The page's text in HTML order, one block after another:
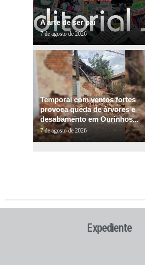
A arte de ser pai
7 de agosto de 2026
Temporal com ventos fortes
provoca queda de árvores e
desabamento em Ourinhos...
7 de agosto de 2026
Expediente